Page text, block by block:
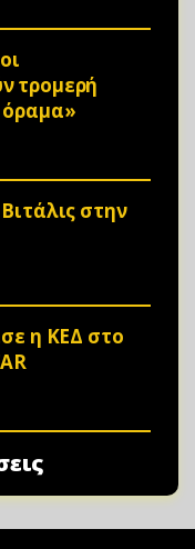
τρομερή
στην
η ΚΕΔ στο